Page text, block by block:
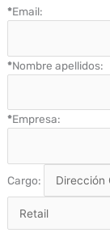
*Email:
*Nombre apellidos:
*Empresa:
Cargo: